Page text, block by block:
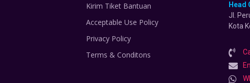
Kirim Tiket Bantuan
Acceptable Use Policy
Privacy Policy
Terms & Conditons
Head
Jl.
Kota